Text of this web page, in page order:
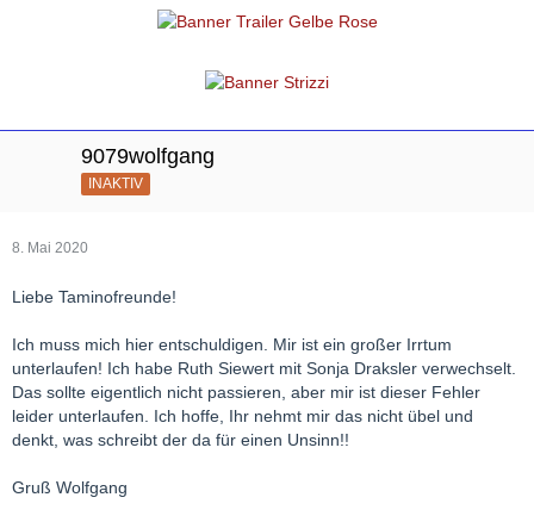
9079wolfgang
INAKTIV
8. Mai 2020
Liebe Taminofreunde!
Ich muss mich hier entschuldigen. Mir ist ein großer Irrtum
unterlaufen! Ich habe Ruth Siewert mit Sonja Draksler verwechselt.
Das sollte eigentlich nicht passieren, aber mir ist dieser Fehler
leider unterlaufen. Ich hoffe, Ihr nehmt mir das nicht übel und
denkt, was schreibt der da für einen Unsinn!!
Gruß Wolfgang